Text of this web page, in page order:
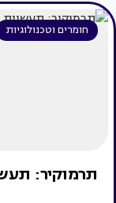
חומרים וטכנולוגיות
תרמוקיר: